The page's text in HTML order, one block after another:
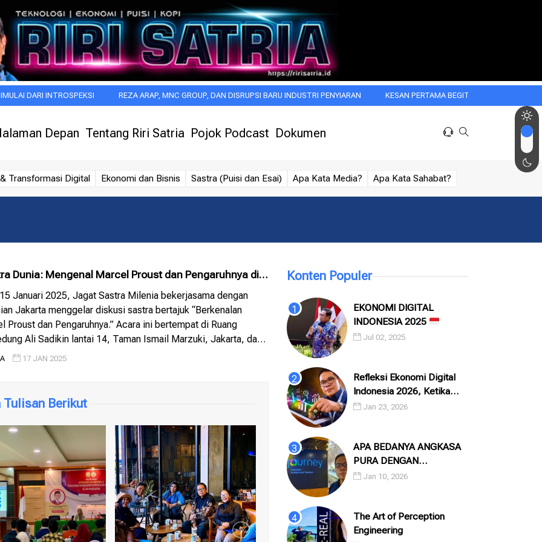
REZA ARAP, MNC GROUP, DAN DISRUPSI BARU INDUSTRI PENYIARAN KESAN PERTAMA BEGITU MENGGODA: WASPADAI HALO
Depan Tentang Riri Satria Pojok Podcast Dokumen
Transformasi Digital Ekonomi dan Bisnis Sastra (Puisi dan Esai) Apa Kata Media? Apa Kata Sahabat?
Dunia: Mengenal Marcel Proust dan Pengaruhnya di
Januari 2025, Jagat Sastra Milenia bekerjasama dengan
Jakarta menggelar diskusi sastra bertajuk “Berkenalan
Proust dan Pengaruhnya.” Acara ini bertempat di Ruang
Ali Sadikin lantai 14, Taman Ismail Marzuki, Jakarta, dan
para penggiat sastra dari berbagai latar belakang. Acara yang
17 JAN 2025
Tulisan Berikut
Konten Populer
EKONOMI DIGITAL
INDONESIA 2025
Jul 02, 2025
Refleksi Ekonomi Digital
Indonesia 2026, Ketika
Angka, Algoritma, dan
Jan 23, 2026
APA BEDANYA ANGKASA
PURA DENGAN
INJOURNEY?
Jan 10, 2026
The Art of Perception
Engineering